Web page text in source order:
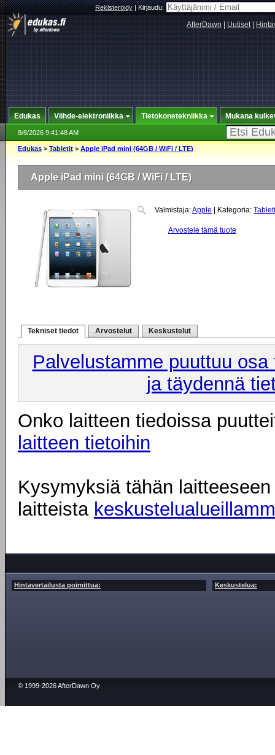
Rekisteröidy|Kirjaudu:
AfterDawn Uutiset|
Edukas Viihde-elektroniikka Tietokonetekniikka Mukana
8/8/2026 9:41:48 AM
Edukas > Tabletit > Apple iPad mini (64GB / WiFi / LTE)
Apple iPad mini (64GB / WiFi / LTE)
Valmistaja:Apple | Kategoria:
Arvostele tämä tuote
Tekniset tiedot Arvostelut Keskustelut
Palvelustamme puuttuu
ja täydennä
Onko laitteen tiedoissa
laitteen tietoihin
Kysymyksiä tähän
laitteista
Hintavertailusta poimittua: Keskustelua:
© 1999-2026 AfterDawn Oy